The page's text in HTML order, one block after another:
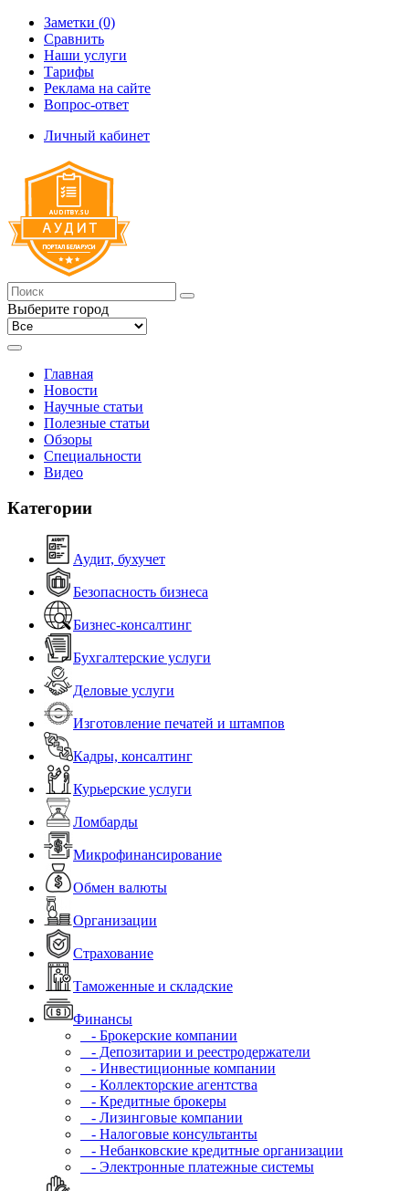
Заметки (0)
Сравнить
Наши услуги
Тарифы
Реклама на сайте
Вопрос-ответ
Личный кабинет
Выберите город
Главная
Новости
Научные статьи
Полезные статьи
Обзоры
Специальности
Видео
Категории
Аудит, бухучет
Безопасность бизнеса
Бизнес-консалтинг
Бухгалтерские услуги
Деловые услуги
Изготовление печатей и штампов
Кадры, консалтинг
Курьерские услуги
Ломбарды
Микрофинансирование
Обмен валюты
Организации
Страхование
Таможенные и складские
Финансы
- Брокерские компании
- Депозитарии и реестродержатели
- Инвестиционные компании
- Коллекторские агентства
- Кредитные брокеры
- Лизинговые компании
- Налоговые консультанты
- Небанковские кредитные организации
- Электронные платежные системы